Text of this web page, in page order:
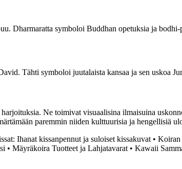
Dharmaratta symboloi Buddhan opetuksia ja
Tähti symboloi juutalaista kansaa ja sen uskoa
Ne toimivat visuaalisina ilmaisuina
paremmin niiden kulttuurisia ja hengellisiä
Ihanat kissanpennut ja suloiset kissakuvat • Koiran
• Mäyräkoira Tuotteet ja Lahjatavarat • Kawaii